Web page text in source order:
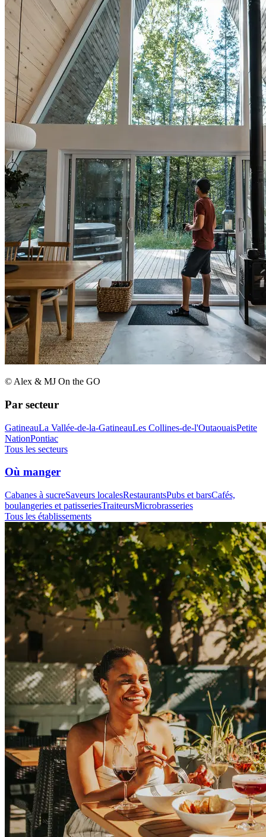
© Alex & MJ On the GO
Par secteur
GatineauLa Vallée-de-la-GatineauLes Collines-de-l'OutaouaisPetite
NationPontiac
Tous les secteurs
Où manger
Cabanes à sucreSaveurs localesRestaurantsPubs et barsCafés,
boulangeries et patisseriesTraiteursMicrobrasseries
Tous les établissements